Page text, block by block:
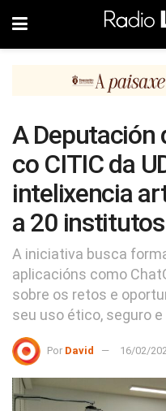
A Deputación
co CITIC da
intelixencia
a 20
A iniciativa busca
aplicacións como
sobre os retos e
seu uso ético, seguro
Por David 16/02/